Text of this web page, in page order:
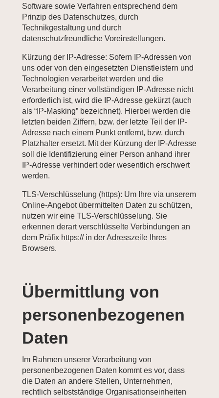
Software sowie Verfahren entsprechend dem
Prinzip des Datenschutzes, durch
Technikgestaltung und durch
datenschutzfreundliche Voreinstellungen.
Kürzung der IP-Adresse: Sofern IP-Adressen von
uns oder von den eingesetzten Dienstleistern und
Technologien verarbeitet werden und die
Verarbeitung einer vollständigen IP-Adresse nicht
erforderlich ist, wird die IP-Adresse gekürzt (auch
als “IP-Masking” bezeichnet). Hierbei werden die
letzten beiden Ziffern, bzw. der letzte Teil der IP-
Adresse nach einem Punkt entfernt, bzw. durch
Platzhalter ersetzt. Mit der Kürzung der IP-Adresse
soll die Identifizierung einer Person anhand ihrer
IP-Adresse verhindert oder wesentlich erschwert
werden.
TLS-Verschlüsselung (https): Um Ihre via unserem
Online-Angebot übermittelten Daten zu schützen,
nutzen wir eine TLS-Verschlüsselung. Sie
erkennen derart verschlüsselte Verbindungen an
dem Präfix https:// in der Adresszeile Ihres
Browsers.
Übermittlung von
personenbezogenen
Daten
Im Rahmen unserer Verarbeitung von
personenbezogenen Daten kommt es vor, dass
die Daten an andere Stellen, Unternehmen,
rechtlich selbstständige Organisationseinheiten